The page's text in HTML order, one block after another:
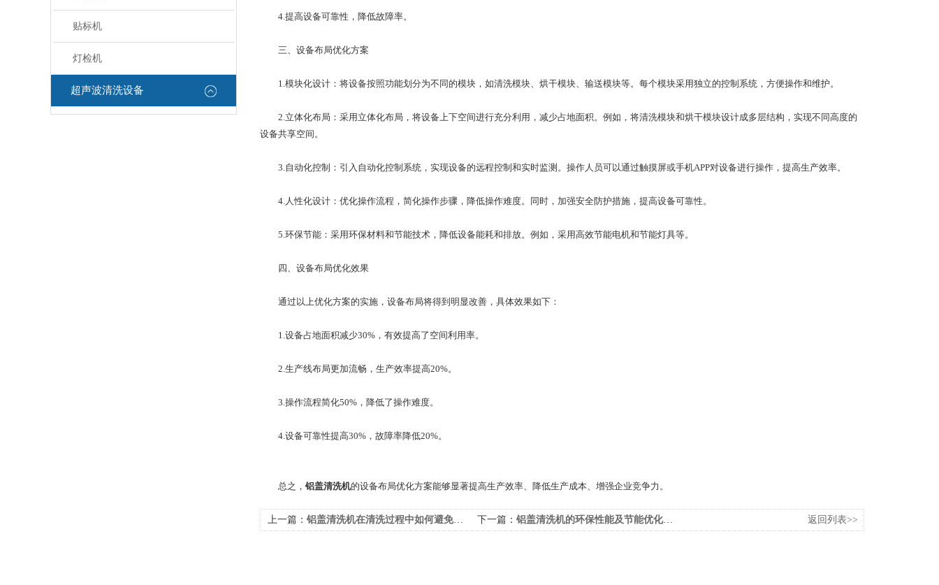
贴标机
灯检机
超声波清洗设备
4.提高设备可靠性，降低故障率。
三、设备布局优化方案
1.模块化设计：将设备按照功能划分为不同的模块，如清洗模块、烘干模块、输送模块等。每个模块采用独立的控制系统，方便操作和维护。
2.立体化布局：采用立体化布局，将设备上下空间进行充分利用，减少占地面积。例如，将清洗模块和烘干模块设计成多层结构，实现不同高度的
设备共享空间。
3.自动化控制：引入自动化控制系统，实现设备的远程控制和实时监测。操作人员可以通过触摸屏或手机APP对设备进行操作，提高生产效率。
4.人性化设计：优化操作流程，简化操作步骤，降低操作难度。同时，加强安全防护措施，提高设备可靠性。
5.环保节能：采用环保材料和节能技术，降低设备能耗和排放。例如，采用高效节能电机和节能灯具等。
四、设备布局优化效果
通过以上优化方案的实施，设备布局将得到明显改善，具体效果如下：
1.设备占地面积减少30%，有效提高了空间利用率。
2.生产线布局更加流畅，生产效率提高20%。
3.操作流程简化50%，降低了操作难度。
4.设备可靠性提高30%，故障率降低20%。
总之， 铝盖清洗机的设备布局优化方案能够显著提高生产效率、降低生产成本、增强企业竞争力。
上一篇： 铝盖清洗机在清洗过程中如何避免划伤和损坏铝盖表面？ 下一篇： 铝盖清洗机的环保性能及节能优化措施研究 返回列表>>